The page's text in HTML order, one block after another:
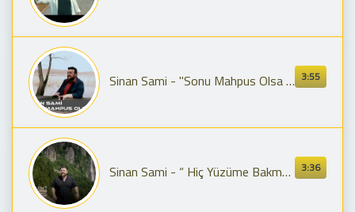
3:55
Sinan Sami - ''Sonu Mahpus Olsa Da'' #karadenizşarkıları #music #trending #video #klip
3:36
Sinan Sami - “ Hiç Yüzüme Bakmayi” #video #karadeniz #trending #music